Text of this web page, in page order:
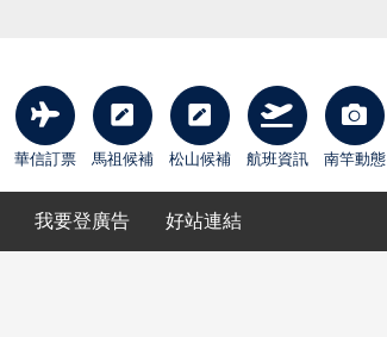
華信訂票 馬祖候補 松山候補 航班資訊 南竿動態
我要登廣告 好站連結